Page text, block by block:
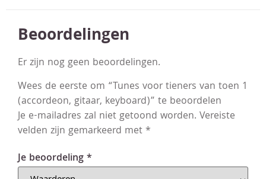
Beoordelingen
Er zijn nog geen beoordelingen.
Wees de eerste om “Tunes voor tieners van toen 1
(accordeon, gitaar, keyboard)” te beoordelen
Je e-mailadres zal niet getoond worden. Vereiste
velden zijn gemarkeerd met*
Je beoordeling*